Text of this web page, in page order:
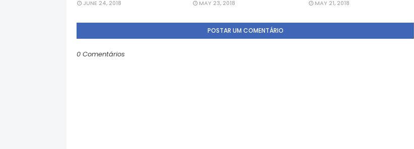
JUNE 24, 2018 MAY 23, 2018 MAY 21, 2018
POSTAR UM COMENTÁRIO
0 Comentários